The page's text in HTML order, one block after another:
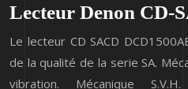
Lecteur Denon CD-
Le lecteur CD SACD
de la qualité de la serie SA.
vibration. Mécanique